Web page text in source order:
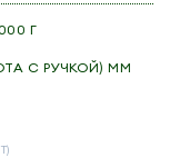
Г
С РУЧКОЙ) ММ